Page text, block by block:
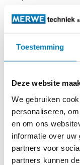
Toestemming
Deze website
We gebruiken
personaliseren,
en om ons
informatie over uw
partners voor
partners kunnen
Let wel dit is geen
uitgevoerd
Omschrijving
1202 /CL106